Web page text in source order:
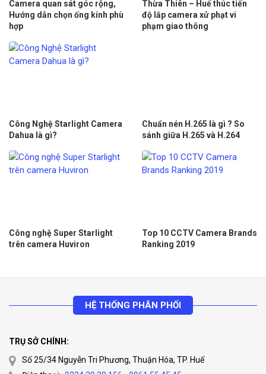
Camera quan sát góc rộng,
Hướng dẫn chọn ống kính phù
hợp
Thừa Thiên – Huế thúc tiến
độ lắp camera xử phạt vi
phạm giao thông
Công Nghệ Starlight Camera
Dahua là gì?
Chuẩn nén H.265 là gì ? So
sánh giữa H.265 và H.264
Công nghệ Super Starlight
trên camera Huviron
Top 10 CCTV Camera Brands
Ranking 2019
HỆ THỐNG PHÂN PHỐI
TRỤ SỞ CHÍNH:
Số 25/34 Nguyễn Tri Phương, Thuận Hóa, TP. Huế